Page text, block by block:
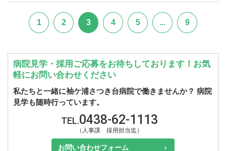
1 2 3 4 5 ... 9
病院見学・採用ご応募をお待ちしております！お気
軽にお問い合わせください
私たちと一緒に袖ケ浦さつき台病院で働きませんか？ 病院
見学も随時行っています。
TEL.0438-62-1113
（人事課 採用担当迄）
お問い合わせフォーム